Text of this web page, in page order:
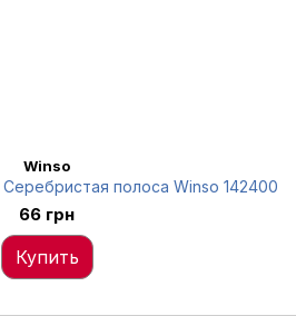
Winso
полоса Winso 142400
66 грн
Купить